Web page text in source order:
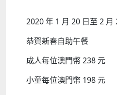
2020 年 1 月 20 日至 2 月
恭賀新春自助午餐
成人每位澳門幣 238 元
小童每位澳門幣 198 元